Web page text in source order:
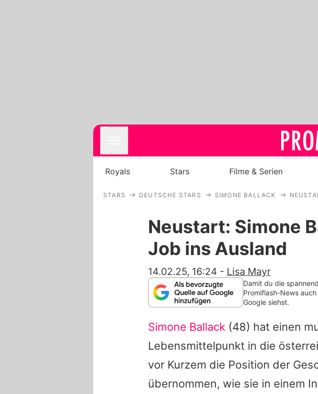
Alle
Royals Stars Filme & Serien
STARS DEUTSCHE STARS SIMONE BALLACK
Neustart: Simone
Job ins Ausland
14.02.25, 16:24 - Lisa Mayr
Damit du die
Promiflash-News
Google siehst.
Simone Ballack (48) hat einen
Lebensmittelpunkt in die
vor Kurzem die Position der
übernommen, wie sie in einem